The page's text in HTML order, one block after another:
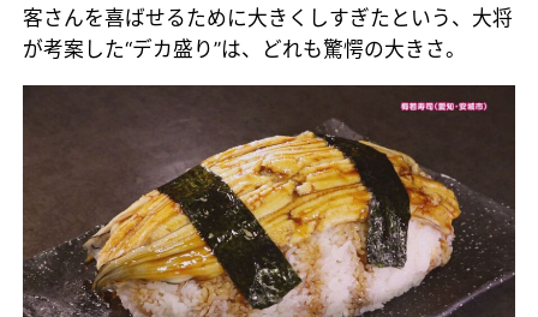
客さんを喜ばせるために大きくしすぎたという、大将
が考案した“デカ盛り”は、どれも驚愕の大きさ。